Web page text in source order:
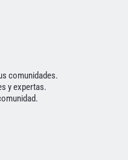
comunidades.
y expertas.